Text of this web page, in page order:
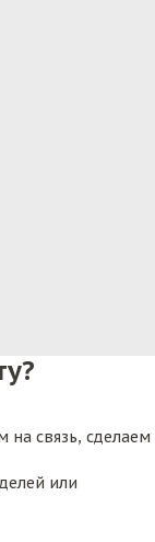
на связь, сделаем
или